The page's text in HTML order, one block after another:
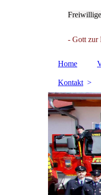
- Gott zur
Home
Kontakt